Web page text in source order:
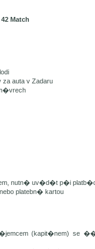
Match
auta v Zadaru
nutn� uv�d�t p�i
platebn� kartou
(kapit�nem) se